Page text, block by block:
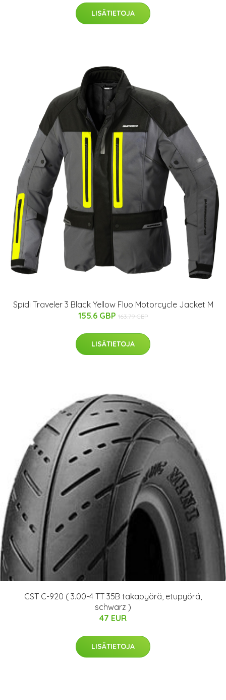
LISÄTIETOJA
Spidi Traveler 3 Black Yellow Fluo Motorcycle Jacket M
155.6 GBP 163.79 GBP
LISÄTIETOJA
CST C-920 ( 3.00-4 TT 35B takapyörä, etupyörä,
schwarz )
47 EUR
LISÄTIETOJA